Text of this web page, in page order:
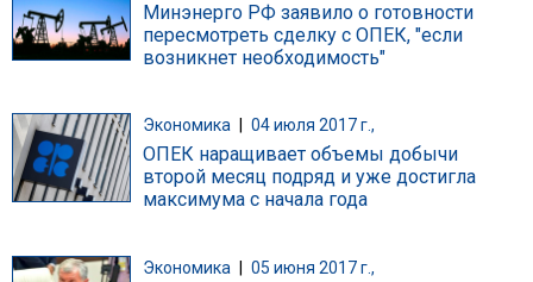
Минэнерго РФ заявило о готовности
пересмотреть сделку с ОПЕК, "если
возникнет необходимость"
Экономика 04 июля 2017 г.,
ОПЕК наращивает объемы добычи
второй месяц подряд и уже достигла
максимума с начала года
Экономика | 05 июня 2017 г.,